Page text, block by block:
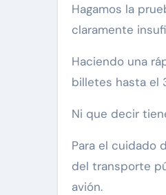
Hagamos la
claramente
Haciendo una
billetes hasta el
Ni que decir
Para el cuidado
del transporte
avión.